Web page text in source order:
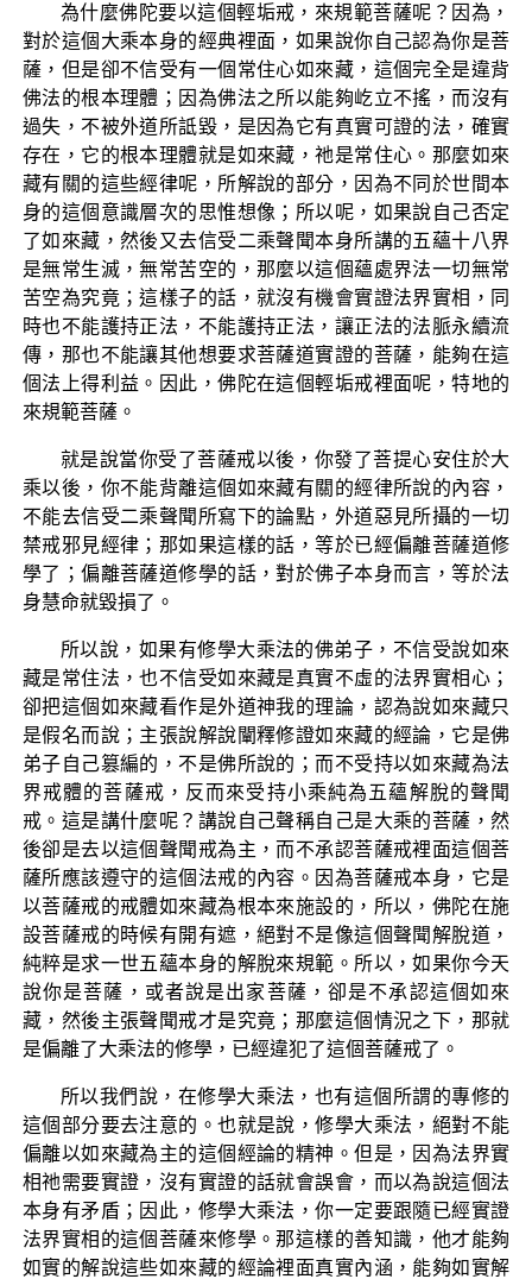
為什麼佛陀要以這個輕垢戒，來規範菩薩呢？因為，
對於這個大乘本身的經典裡面，如果說你自己認為你是菩
薩，但是卻不信受有一個常住心如來藏，這個完全是違背
佛法的根本理體；因為佛法之所以能夠屹立不搖，而沒有
過失，不被外道所詆毀，是因為它有真實可證的法，確實
存在，它的根本理體就是如來藏，祂是常住心。那麼如來
藏有關的這些經律呢，所解說的部分，因為不同於世間本
身的這個意識層次的思惟想像；所以呢，如果說自己否定
了如來藏，然後又去信受二乘聲聞本身所講的五蘊十八界
是無常生滅，無常苦空的，那麼以這個蘊處界法一切無常
苦空為究竟；這樣子的話，就沒有機會實證法界實相，同
時也不能護持正法，不能護持正法，讓正法的法脈永續流
傳，那也不能讓其他想要求菩薩道實證的菩薩，能夠在這
個法上得利益。因此，佛陀在這個輕垢戒裡面呢，特地的
來規範菩薩。
就是說當你受了菩薩戒以後，你發了菩提心安住於大
乘以後，你不能背離這個如來藏有關的經律所說的內容，
不能去信受二乘聲聞所寫下的論點，外道惡見所攝的一切
禁戒邪見經律；那如果這樣的話，等於已經偏離菩薩道修
學了；偏離菩薩道修學的話，對於佛子本身而言，等於法
身慧命就毀損了。
所以說，如果有修學大乘法的佛弟子，不信受說如來
藏是常住法，也不信受如來藏是真實不虛的法界實相心；
卻把這個如來藏看作是外道神我的理論，認為說如來藏只
是假名而說；主張說解說闡釋修證如來藏的經論，它是佛
弟子自己篡編的，不是佛所說的；而不受持以如來藏為法
界戒體的菩薩戒，反而來受持小乘純為五蘊解脫的聲聞
戒。這是講什麼呢？講說自己聲稱自己是大乘的菩薩，然
後卻是去以這個聲聞戒為主，而不承認菩薩戒裡面這個菩
薩所應該遵守的這個法戒的內容。因為菩薩戒本身，它是
以菩薩戒的戒體如來藏為根本來施設的，所以，佛陀在施
設菩薩戒的時候有開有遮，絕對不是像這個聲聞解脫道，
純粹是求一世五蘊本身的解脫來規範。所以，如果你今天
說你是菩薩，或者說是出家菩薩，卻是不承認這個如來
藏，然後主張聲聞戒才是究竟；那麼這個情況之下，那就
是偏離了大乘法的修學，已經違犯了這個菩薩戒了。
所以我們說，在修學大乘法，也有這個所謂的專修的
這個部分要去注意的。也就是說，修學大乘法，絕對不能
偏離以如來藏為主的這個經論的精神。但是，因為法界實
相祂需要實證，沒有實證的話就會誤會，而以為說這個法
本身有矛盾；因此，修學大乘法，你一定要跟隨已經實證
法界實相的這個菩薩來修學。那這樣的善知識，他才能夠
如實的解說這些如來藏的經論裡面真實內涵，能夠如實解